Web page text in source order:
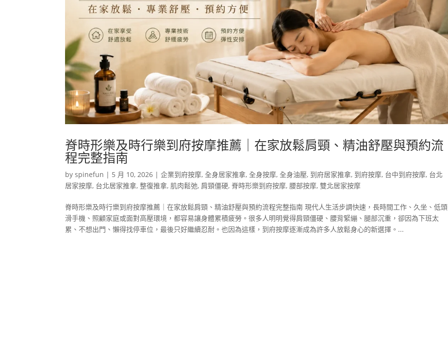
脊時形樂及時行樂到府按摩推薦｜在家放鬆肩頸、精油舒壓與預約流
程完整指南
byspinefun | 5 月 10, 2026 |企業到府按摩,全身居家推拿,全身按摩,全身油壓, 到府居家推拿, 到府按摩, 台中到府按摩, 台北
居家按摩, 台北居家推拿,整復推拿, 肌肉鬆弛, 肩頸僵硬,脊時形樂到府按摩, 腰部按摩,雙北居家按摩
脊時形樂及時行樂到府按摩推薦｜在家放鬆肩頸、精油舒壓與預約流程完整指南 現代人生活步調快速，長時間工作、久坐、低頭
滑手機、照顧家庭或面對高壓環境，都容易讓身體累積疲勞。很多人明明覺得肩頸僵硬、腰背緊繃、腿部沉重，卻因為下班太
累、不想出門、懶得找停車位，最後只好繼續忍耐。也因為這樣，到府按摩逐漸成為許多人放鬆身心的新選擇。...